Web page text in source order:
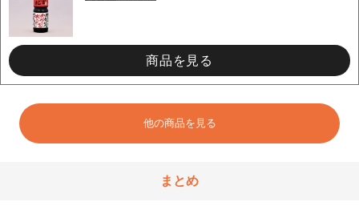
商品を見る
他の商品を見る
まとめ